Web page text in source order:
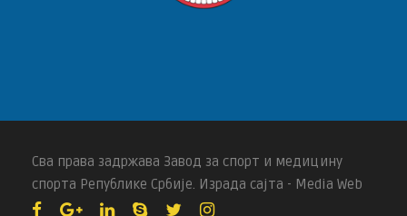
Сва права задржава Завод за спорт и медицину
спорта Републике Србије. Израда сајта - Media Web